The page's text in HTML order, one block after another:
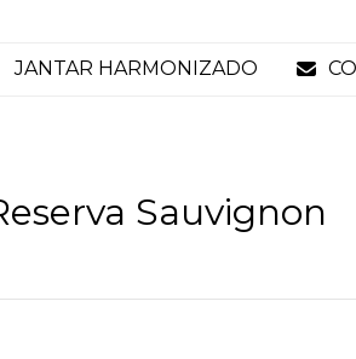
JANTAR HARMONIZADO
Sauvignon